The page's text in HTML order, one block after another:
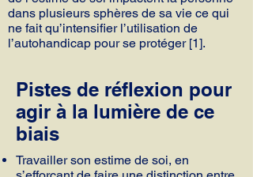
dans plusieurs sphères de sa vie ce qui
ne fait qu’intensifier l’utilisation de
l’autohandicap pour se protéger [1].
Pistes de réflexion pour
agir à la lumière de ce
biais
Travailler son estime de soi, en